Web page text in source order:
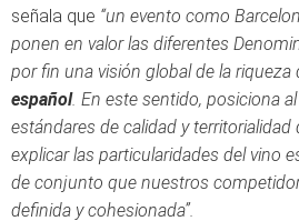
señala que “un evento como
ponen en valor las diferentes
por fin una visión global de la riqueza
español. En este sentido, posiciona
estándares de calidad y territorialidad
explicar las particularidades del vino
de conjunto que nuestros
definida y cohesionada”.